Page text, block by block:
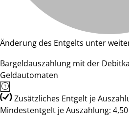
Änderung des Entgelts unter
Bargeldauszahlung mit der
Geldautomaten
Zusätzliches Entgelt je
Mindestentgelt je Auszahlung: